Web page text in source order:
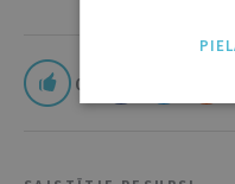
0